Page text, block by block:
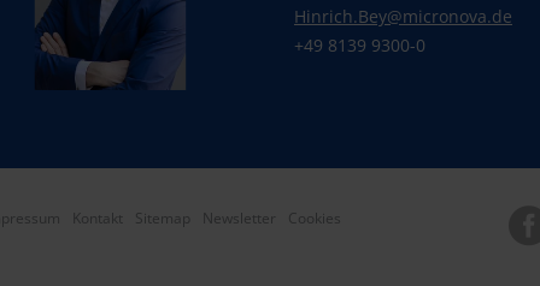
Hinrich.Bey@micronova.de
+49 8139 9300-0
Kontakt Sitemap Newsletter Cookies